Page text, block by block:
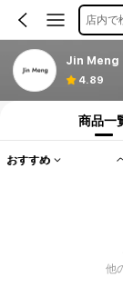
店内で
Jin Meng
4.89
商品一
おすすめ
他